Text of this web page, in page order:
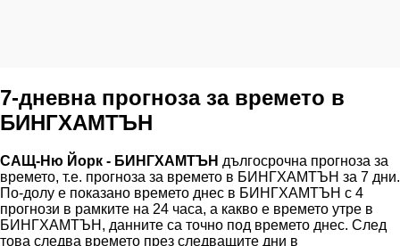
7-дневна прогноза за времето в
БИНГХАМТЪН
САЩ-Ню Йорк - БИНГХАМТЪН дългосрочна прогноза за
времето, т.е. прогноза за времето в БИНГХАМТЪН за 7 дни.
По-долу е показано времето днес в БИНГХАМТЪН с 4
прогнози в рамките на 24 часа, а какво е времето утре в
БИНГХАМТЪН, данните са точно под времето днес. След
това следва времето през следващите дни в